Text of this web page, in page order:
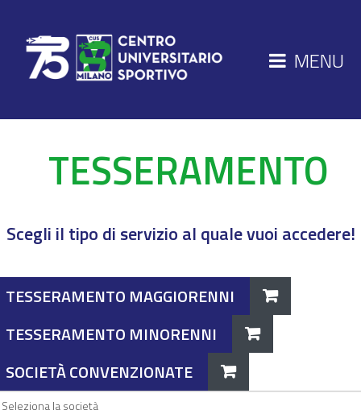
MENU
TESSERAMENTO
Scegli il tipo di servizio al quale vuoi accedere!
TESSERAMENTO MAGGIORENNI
TESSERAMENTO MINORENNI
SOCIETÀ CONVENZIONATE